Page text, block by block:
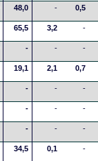
48,0 - 0,5
65,5 3,2 -
- - -
19,1 2,1 0,7
- - -
- - -
- - -
34,5 0,1 -